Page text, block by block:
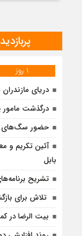
۱ روز
دریای
درگذشت مامور
حضور سگ‌های
آئین تکریم و
بابل
تشریح
تلاش برای
بیت الرضا در کمتر از ۸ ماه در بابل